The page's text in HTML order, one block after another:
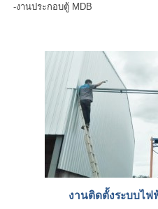
-งานประกอบตู้ MDB
งานติดตั้งระบบไฟ